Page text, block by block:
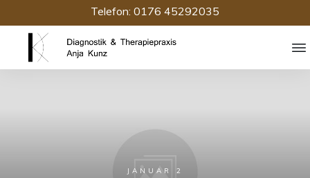
Telefon: 0176 45292035
JANUAR 2